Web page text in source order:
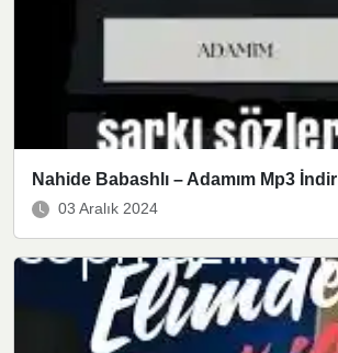
Nahide Babashlı – Adamım Mp3 İndir
03 Aralık 2024